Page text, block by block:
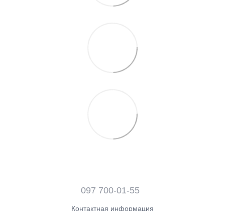
097 700-01-55
Контактная информация